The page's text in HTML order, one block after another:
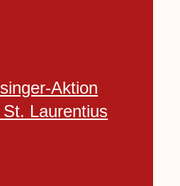
Aktion
Laurentius